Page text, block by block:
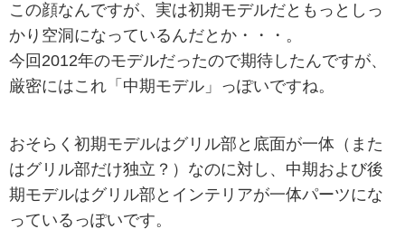
この顔なんですが、実は初期モデルだともっとしっ
かり空洞になっているんだとか・・・。
今回2012年のモデルだったので期待したんですが、
厳密にはこれ「中期モデル」っぽいですね。
おそらく初期モデルはグリル部と底面が一体（また
はグリル部だけ独立？）なのに対し、中期および後
期モデルはグリル部とインテリアが一体パーツにな
っているっぽいです。